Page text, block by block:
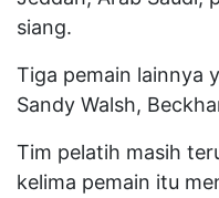
siang.
Tiga pemain lainnya
Sandy Walsh,
Tim pelatih masih
kelima pemain itu